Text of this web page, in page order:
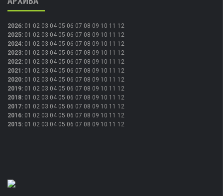
2026: 01 02 03 04 05 06 07 08 09 10 11 12
2025: 01 02 03 04 05 06 07 08 09 10 11 12
2024: 01 02 03 04 05 06 07 08 09 10 11 12
2023: 01 02 03 04 05 06 07 08 09 10 11 12
2022: 01 02 03 04 05 06 07 08 09 10 11 12
2021 : 01 02 03 04 05 06 07 08 09 10 11 12
2020: 01 02 03 04 05 06 07 08 09 10 11 12
2019: 01 02 03 04 05 06 07 08 09 10 11 12
2018: 01 02 03 04 05 06 07 08 09 10 11 12
2017: 01 02 03 04 05 06 07 08 09 10 11 12
2016: 01 02 03 04 05 06 07 08 09 10 11 12
2015: 01 02 03 04 05 06 07 08 09 10 11 12